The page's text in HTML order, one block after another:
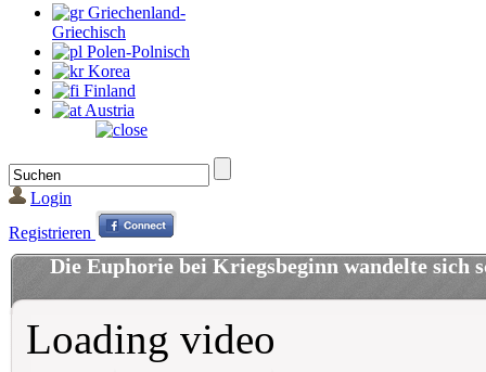
Griechenland-
Griechisch
Polen-Polnisch
Korea
Finland
Austria
Login
Registrieren
Die Euphorie bei Kriegsbeginn wandelte sich
Loading video